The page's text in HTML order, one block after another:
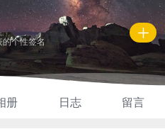
0
日志
0
相册
1
好友
0
说
82
人气
230
积分
个性签名
册 日志 留言